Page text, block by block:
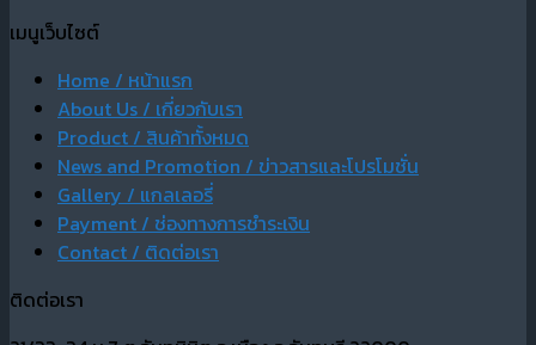
เมนูเว็บไซต์
Home / หน้าแรก
About Us / เกี่ยวกับเรา
Product / สินค้าทั้งหมด
News and Promotion / ข่าวสารและโปรโมชั่น
Gallery / แกลเลอรี่
Payment / ช่องทางการชำระเงิน
Contact / ติดต่อเรา
ติดต่อเรา